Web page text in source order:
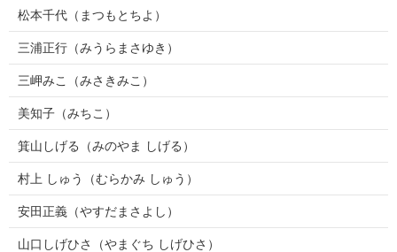
松本千代（まつもとちよ）
三浦正行（みうらまさゆき）
三岬みこ（みさきみこ）
美知子（みちこ）
箕山しげる（みのやま しげる）
村上 しゅう（むらかみ しゅう）
安田正義（やすだまさよし）
山口しげひさ（やまぐち しげひさ）